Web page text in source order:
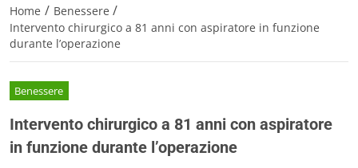
Home / Benessere /
Intervento chirurgico a 81 anni con aspiratore in funzione
durante l’operazione
Benessere
Intervento chirurgico a 81 anni con aspiratore
in funzione durante l’operazione